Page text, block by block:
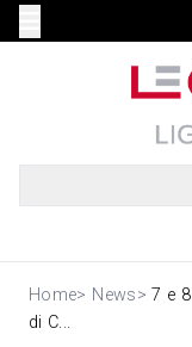
Home> News> 7 e
di C...